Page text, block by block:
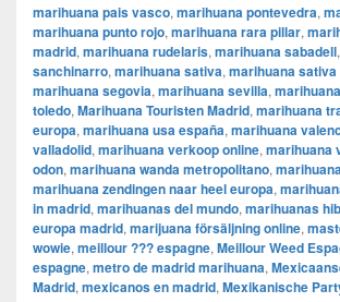
marihuana pais vasco, marihuana pontevedra,
marihuana punto rojo, marihuana rara pillar,
madrid, marihuana rudelaris, marihuana sabadell,
sanchinarro, marihuana sativa, marihuana
marihuana segovia, marihuana sevilla,
toledo, Marihuana Touristen Madrid, marihuana
europa, marihuana usa españa, marihuana
valladolid, marihuana verkoop online, marihuana
odon, marihuana wanda metropolitano,
marihuana zendingen naar heel europa,
in madrid, marihuanas del mundo, marihuanas
europa madrid, marijuana försäljning online,
wowie, meillour ??? espagne, Meillour Weed
espagne, metro de madrid marihuana,
Madrid, mexicanos en madrid, Mexikanische